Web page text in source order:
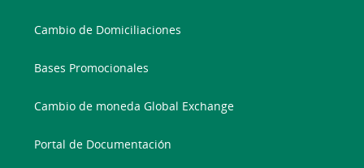
Cambio de Domiciliaciones
Bases Promocionales
Cambio de moneda Global Exchange
Portal de Documentación